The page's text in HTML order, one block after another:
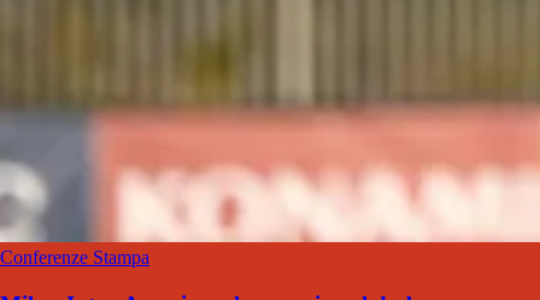
Conferenze Stampa